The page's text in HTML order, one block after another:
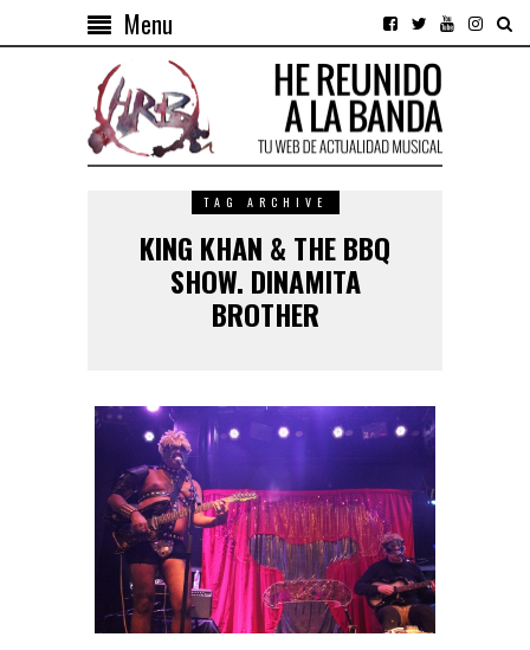
Menu
TAG ARCHIVE
KING KHAN & THE BBQ
SHOW. DINAMITA
BROTHER